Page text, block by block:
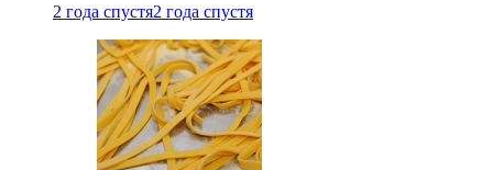
2 года спустя2 года спустя